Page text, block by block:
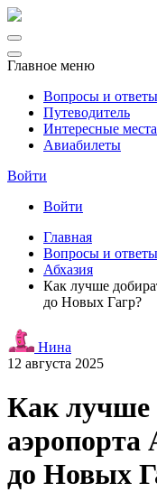
Главное меню
Вопросы и ответы
Путеводитель
Интересные места
Авиабилеты
Войти
Войти
Главная
Вопросы и ответы
Абхазия
Как лучше
до Новых Гагр?
Нина
12 августа 2025
Как лучше
аэропорта
до Новых